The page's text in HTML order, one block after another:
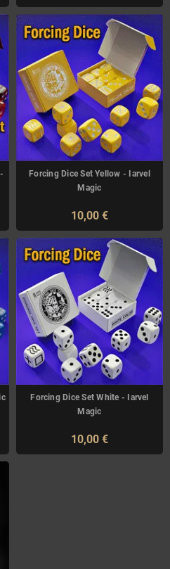
Forcing Dice Set Yellow - Iarvel
Magic
10,00 €
Forcing Dice Set White - Iarvel
Magic
10,00 €